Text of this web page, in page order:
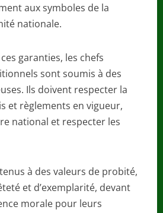
aux symboles de la
nationale.
garanties, les chefs
sont soumis à des
Ils doivent respecter la
et règlements en vigueur,
national et respecter les
à des valeurs de probité,
et d’exemplarité, devant
morale pour leurs